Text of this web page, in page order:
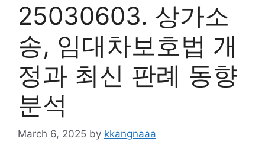
25030603. 상가소
송, 임대차보호법 개
정과 최신 판례 동향
분석
March 6, 2025 by kkangnaaa